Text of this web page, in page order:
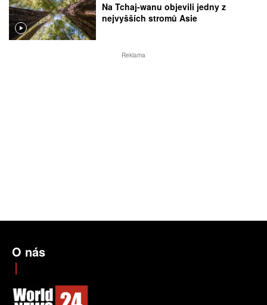
Na Tchaj-wanu objevili jedny z
nejvyšších stromů Asie
Reklama
O nás